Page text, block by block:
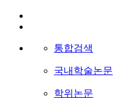
통합검색
국내학술논문
학위논문